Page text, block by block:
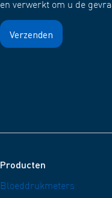
en verwerkt om u de
Producten
Bloeddrukmeters